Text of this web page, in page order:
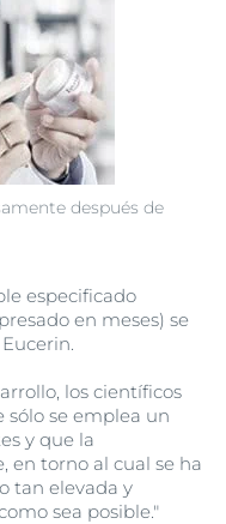
después de
especificado
en meses) se
los científicos
sólo se emplea un
y que la
en torno al cual se ha
tan elevada y
sea posible."